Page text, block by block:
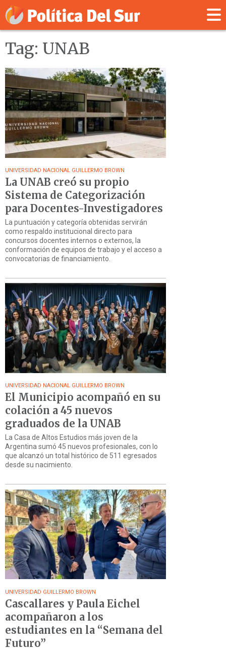
Tag: UNAB
UNIVERSIDAD NACIONAL GUILLERMO BROWN
La UNAB creó su propio
Sistema de Categorización
para Docentes-Investigadores
La puntuación y categoría obtenidas servirán
como respaldo institucional directo para
concursos docentes internos o externos, la
conformación de equipos de trabajo y el acceso a
convocatorias de financiamiento.
UNIVERSIDAD NACIONAL GUILLERMO BROWN
El Municipio acompañó en su
colación a 45 nuevos
graduados de la UNAB
La Casa de Altos Estudios más joven de la
Argentina sumó 45 nuevos profesionales, con lo
que alcanzó un total histórico de 511 egresados
desde su nacimiento.
UNIVERSIDAD GUILLERMO BROWN
Cascallares y Paula Eichel
acompañaron a los
estudiantes en la “Semana del
Futuro”